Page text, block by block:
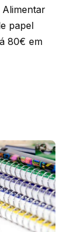
papel
80€ em